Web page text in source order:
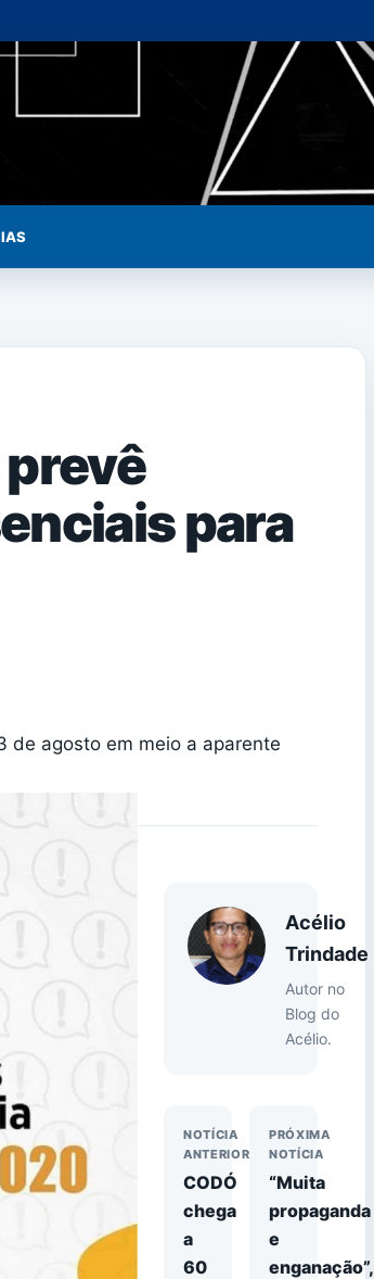
para
de agosto em meio a aparente
Acélio
Trindade
Autor no
Blog do
Acélio.
NOTÍCIA
ANTERIOR
CODÓ
chega
a
60
PRÓXIMA
NOTÍCIA
“Muita
propaganda
e
enganação”,